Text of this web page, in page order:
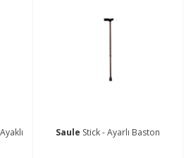
Saule Stick - Ayarlı Baston